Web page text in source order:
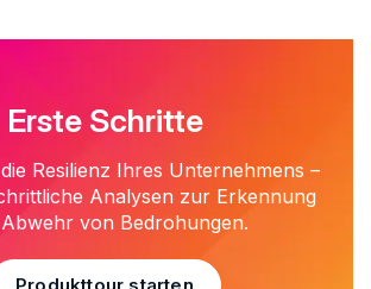
Erste Schritte
Resilienz Ihres Unternehmens –
Analysen zur Erkennung
von Bedrohungen.